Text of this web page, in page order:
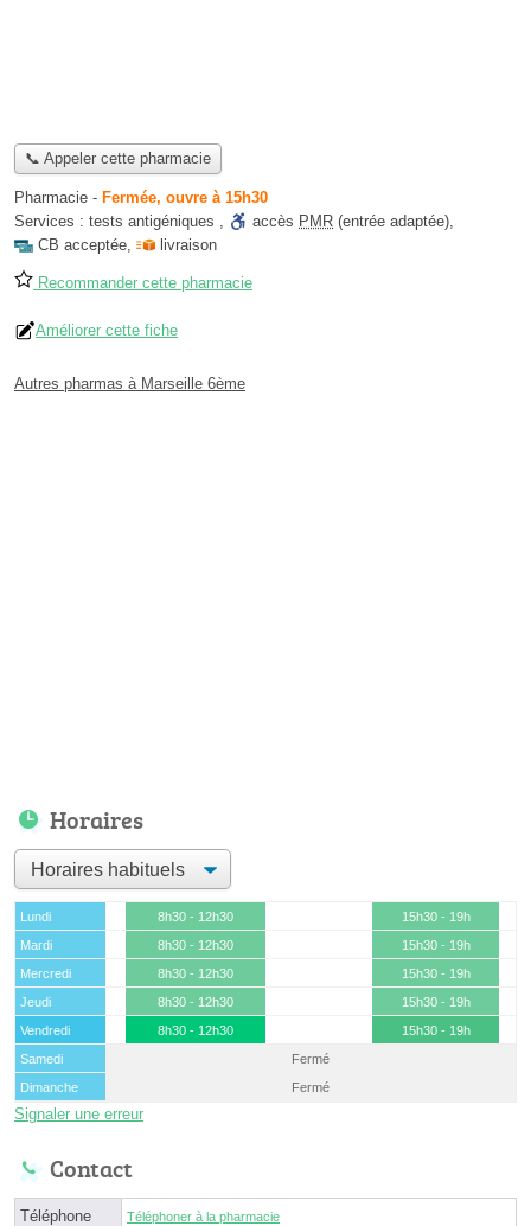
📞 Appeler cette pharmacie
Pharmacie - Fermée, ouvre à 15h30
Services : tests antigéniques , accès PMR (entrée adaptée),
CB acceptée, livraison
Recommander cette pharmacie
Améliorer cette fiche
Autres pharmas à Marseille 6ème
Horaires
Lundi 8h30 - 12h30
15h30 - 19h
Mardi
8h30 - 12h30
15h30 - 19h
Mercredi
8h30 - 12h30
15h30 - 19h
Jeudi
8h30 - 12h30
15h30 - 19h
Vendredi
8h30 - 12h30
15h30 - 19h
Samedi
Fermé
Dimanche
Fermé
Signaler une erreur
Contact
Téléphone Téléphoner à la pharmacie